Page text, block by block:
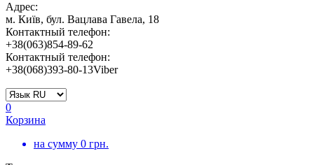
Адрес:
м. Київ, бул. Вацлава Гавела, 18
Контактный телефон:
+38(063)854-89-62
Контактный телефон:
+38(068)393-80-13Viber
0
Корзина
на сумму 0 грн.